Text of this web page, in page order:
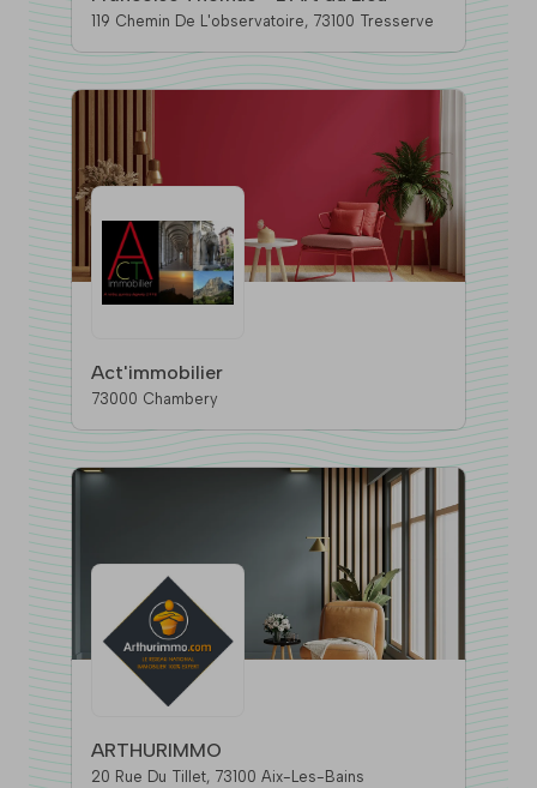
119 Chemin De L'observatoire, 73100 Tresserve
Act'immobilier
73000 Chambery
ARTHURIMMO
20 Rue Du Tillet, 73100 Aix-Les-Bains